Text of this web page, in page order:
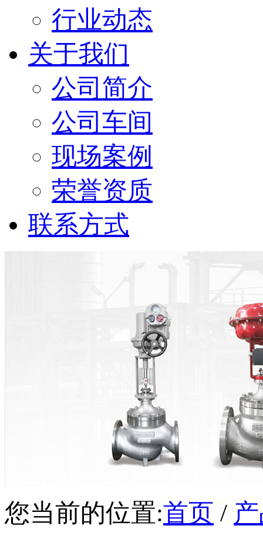
行业动态
关于我们
公司简介
公司车间
现场案例
荣誉资质
联系方式
您当前的位置:首页 /